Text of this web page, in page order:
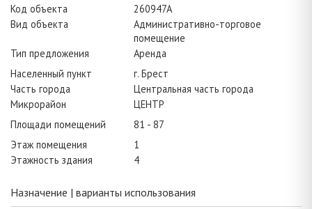
Код объекта
260947A
Вид объекта
Административно-торговое
помещение
Тип предложения
Аренда
Населенный пункт
г. Брест
Часть города
Центральная часть города
Микрорайон
ЦЕНТР
Площади помещений
81 - 87
Этаж помещения
1
Этажность здания
4
Назначение | варианты использования